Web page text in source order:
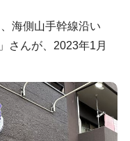
海側山手幹線沿い
さんが、2023年1月